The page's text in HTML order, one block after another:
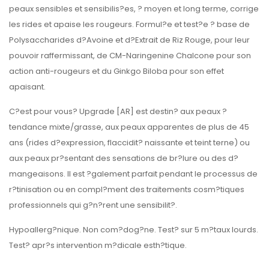
peaux sensibles et sensibilis?es, ? moyen et long terme, corrige
les rides et apaise les rougeurs. Formul?e et test?e ? base de
Polysaccharides d?Avoine et d?Extrait de Riz Rouge, pour leur
pouvoir raffermissant, de CM-Naringenine Chalcone pour son
action anti-rougeurs et du Ginkgo Biloba pour son effet
apaisant.
C?est pour vous? Upgrade [AR] est destin? aux peaux ?
tendance mixte/grasse, aux peaux apparentes de plus de 45
ans (rides d?expression, flaccidit? naissante et teint terne) ou
aux peaux pr?sentant des sensations de br?lure ou des d?
mangeaisons. Il est ?galement parfait pendant le processus de
r?tinisation ou en compl?ment des traitements cosm?tiques
professionnels qui g?n?rent une sensibilit?.
Hypoallerg?nique. Non com?dog?ne. Test? sur 5 m?taux lourds.
Test? apr?s intervention m?dicale esth?tique.